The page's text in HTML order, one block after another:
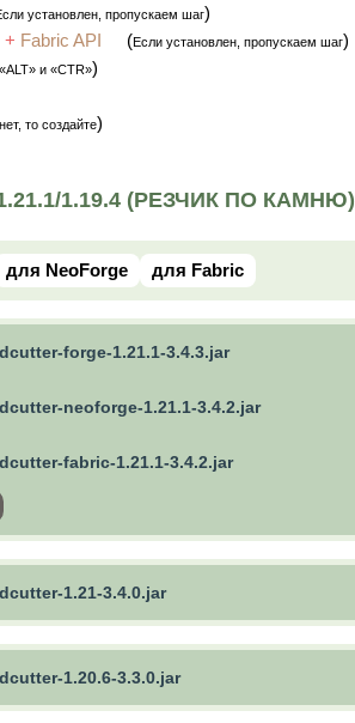
установлен, пропускаем шаг)
+ Fabric API (Если установлен, пропускаем шаг)
и «CTR»)
то создайте)
1.19.4 (РЕЗЧИК ПО КАМНЮ)
для NeoForge для Fabric
forge-1.21.1-3.4.3.jar
neoforge-1.21.1-3.4.2.jar
fabric-1.21.1-3.4.2.jar
1.21-3.4.0.jar
1.20.6-3.3.0.jar